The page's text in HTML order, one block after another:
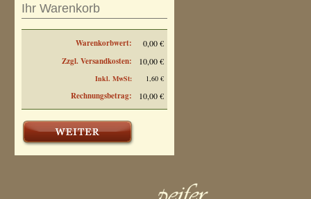
Ihr Warenkorb
Warenkorbwert:
0,00 €
Zzgl. Versandkosten:
10,00 €
Inkl. MwSt: 1,60 €
Rechnungsbetrag: 10,00 €